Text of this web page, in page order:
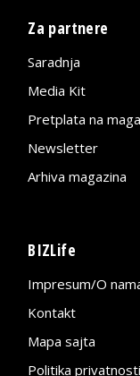
Za partnere
Saradnja
Media Kit
Pretplata na
Newsletter
Arhiva magazina
BIZLife
Impresum/O
Kontakt
Mapa sajta
Politika privatnosti